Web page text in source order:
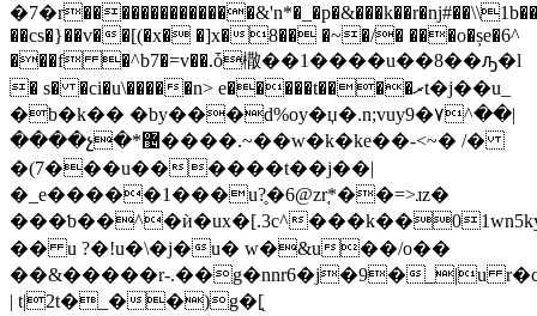
��cs�}��v��[(�x� �]x�8�� �~�/� ���o�șe�6^
���f �^b7�=v��.ȱ橵��1����u��8��ԡ�l
� s� �ci�u\�����n> e�����t����ރt�j��u_
�b�k�� �by���d%oy�џ�.n;vuy9�۷^��|
����չ�*޴����.~��w�k�ke��-<~� /�
�(7���u������t��j��|
�_e�����1���u?̥�6@zr֚*��=>ɹz�
���ƅ��^�ѝ�ux�[.3c^
�� u ?�!u�\�j�u� w�&u��/o��
��&�����r-.��g�nnr6�j�9�_|u
| t|2t�_��)g�[̨